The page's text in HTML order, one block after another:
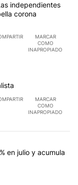
independientes
corona
MARCAR
COMO
INAPROPIADO
MARCAR
COMO
INAPROPIADO
en los
en CABA
en julio y acumula